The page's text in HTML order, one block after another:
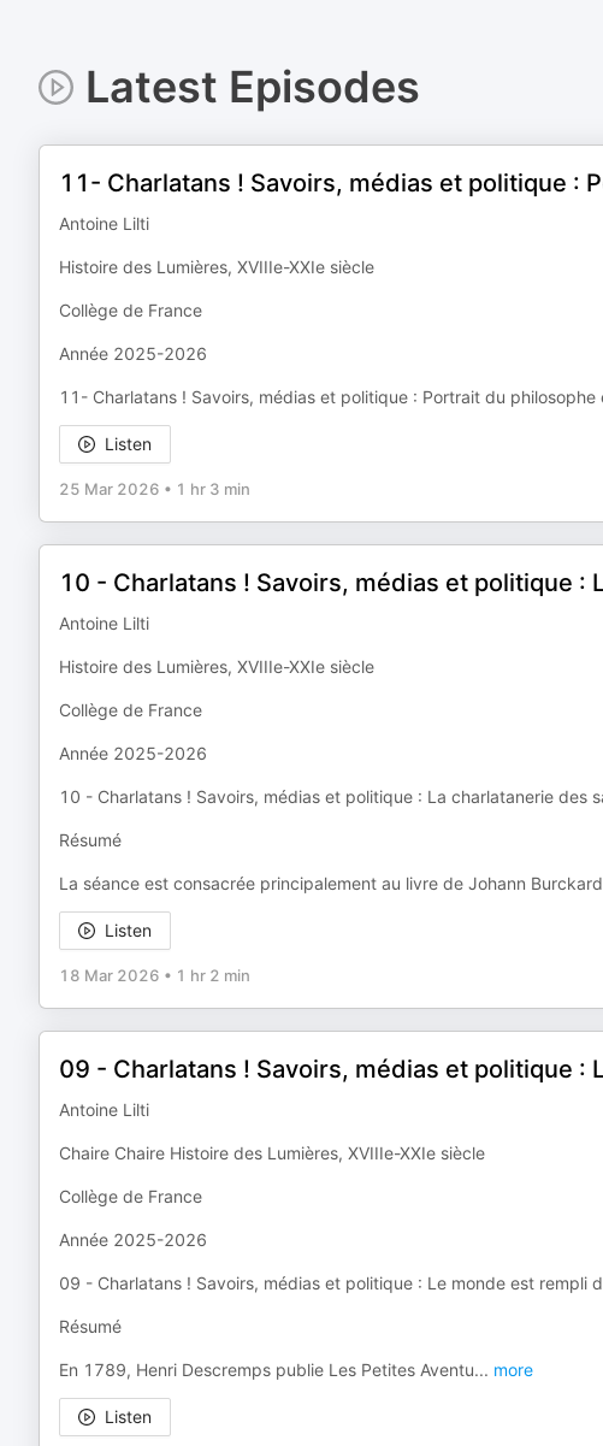
Latest Episodes
11- Charlatans ! Savoirs, médias et politique :
Antoine Lilti
Histoire des Lumières, XVIIIe-XXIe siècle
Collège de France
Année 2025-2026
11- Charlatans ! Savoirs, médias et politique : Portrait du philosophe
Listen
25 Mar 2026 • 1 hr 3 min
10 - Charlatans ! Savoirs, médias et politique :
Antoine Lilti
Histoire des Lumières, XVIIIe-XXIe siècle
Collège de France
Année 2025-2026
10 - Charlatans ! Savoirs, médias et politique : La charlatanerie des
Résumé
La séance est consacrée principalement au livre de Johann
Listen
18 Mar 2026 • 1 hr 2 min
09 - Charlatans ! Savoirs, médias et politique :
Antoine Lilti
Chaire Chaire Histoire des Lumières, XVIIIe-XXIe siècle
Collège de France
Année 2025-2026
09 - Charlatans ! Savoirs, médias et politique : Le monde est rempli
Résumé
En 1789, Henri Descremps publie Les Petites Aventu... more
Listen